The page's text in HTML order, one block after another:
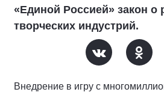
«Единой Россией» закон о
творческих индустрий.
Внедрение в игру с